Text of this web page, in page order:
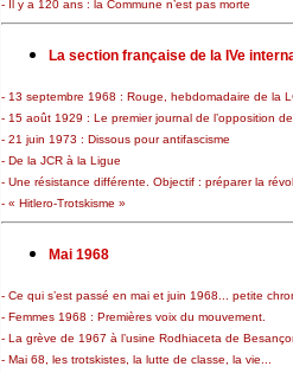
- Il y a 120 ans : la Commune n’est pas morte
La section française de la IVe
- 13 septembre 1968 : Rouge, hebdomadaire de la
- 15 août 1929 : Le premier journal de l’opposition
- 21 juin 1973 : Dissous pour antifascisme
- De la JCR à la Ligue
- Une résistance différente. Objectif : préparer la
- « Hitlero-Trotskisme »
Mai 1968
- Ce qui s’est passé en mai et juin 1968... petite
- Femmes 1968 : Premières voix du mouvement.
- La grève de 1967 à l’usine Rodhiaceta de
- Mai 68, les trotskistes, la lutte de classe, la vie...